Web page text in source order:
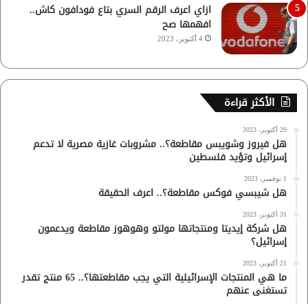
ازاي اعرف الرقم السري بتاع فودافون كاش..
افهمها صح
4 أكتوبر، 2023
الأكثر قراءة
29 أكتوبر، 2023
هل فيروز وشويبس مقاطعة؟.. مشروبات غازية مصرية لا تدعم
إسرائيل وتؤيد فلسطين
1 نوفمبر، 2023
هل شيبسي فوكس مقاطعة؟.. اعرف الحقيقة
31 أكتوبر، 2023
هل شركة إيديتا ومنتجاتها مولتو وهوهوز مقاطعة ويدعمون
إسرائيل؟
21 أكتوبر، 2023
ما هي المنتجات الإسرائيلية التي يجب مقاطعتها؟.. 65 منتج تقدر
تستغنى عنهم